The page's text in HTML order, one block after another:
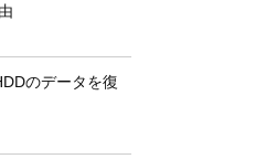
のデータを復